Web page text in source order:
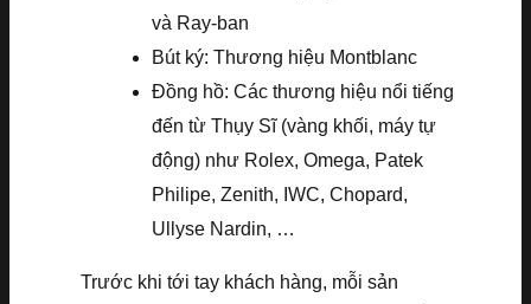
và Ray-ban
Bút ký: Thương hiệu Montblanc
Đồng hồ: Các thương hiệu nổi tiếng
đến từ Thụy Sĩ (vàng khối, máy tự
động) như Rolex, Omega, Patek
Philipe, Zenith, IWC, Chopard,
Ullyse Nardin, …
Trước khi tới tay khách hàng, mỗi sản